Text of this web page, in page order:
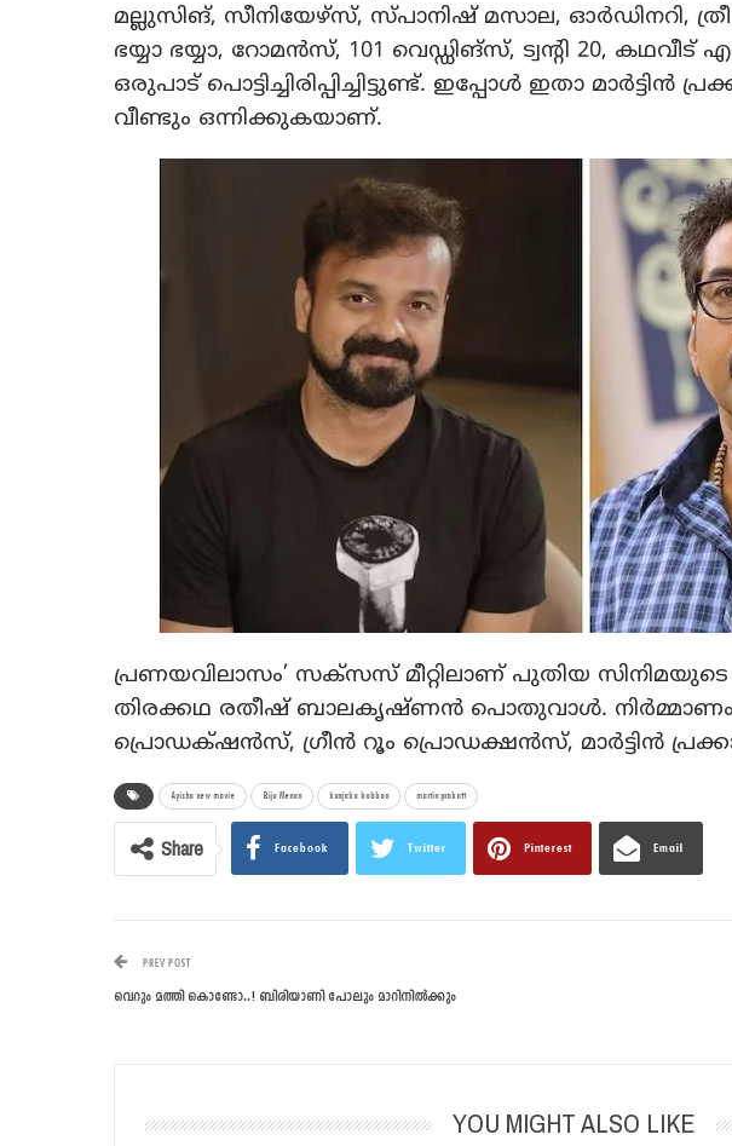
മല്ലുസിങ്, സീനിയേഴ്സ്, സ്പാനിഷ് മസാല, ഓർഡിനറി,
ഭയ്യാ ഭയ്യാ, റോമൻസ്, 101 വെഡ്ഡിങ്സ്, ട്വന്‍റി 20, കഥവീട്
ഒരുപാ‌ട് പൊട്ടിച്ചിരിപ്പിച്ചിട്ടുണ്ട്. ഇപ്പോൾ ഇതാ മാർട്ടിൻ
വീണ്ടും ഒന്നിക്കുകയാണ്.
പ്രണയവിലാസം’ സക്സസ് മീറ്റിലാണ് പുതിയ സിനിമയുടെ
തിരക്കഥ രതീഷ് ബാലകൃഷ്ണൻ പൊതുവാൾ.
പ്രൊഡക്‌ഷൻസ്, ഗ്രീൻ റൂം പ്രൊഡക്ഷൻസ്, മാര്‍ട്ടിൻ
Ayisha new movie Biju Menon kunjako bobban martin prakatt
Share Facebook Twitter Pinterest Email
PREV POST
വെറും മത്തി കൊണ്ടോ..! ബിരിയാണി പോലും മാറിനിൽക്കും
YOU MIGHT ALSO LIKE